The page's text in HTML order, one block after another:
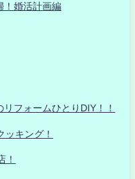
！婚活計画編
フォームひとりDIY！！
ッキング！
！